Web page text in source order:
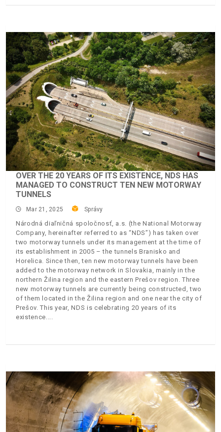
OVER THE 20 YEARS OF ITS EXISTENCE, NDS HAS
MANAGED TO CONSTRUCT TEN NEW MOTORWAY
TUNNELS
Mar 21, 2025 Správy
Národná diaľničná spoločnosť, a.s. (the National Motorway
Company, hereinafter referred to as “NDS”) has taken over
two motorway tunnels under its management at the time of
its establishment in 2005 – the tunnels Branisko and
Horelica. Since then, ten new motorway tunnels have been
added to the motorway network in Slovakia, mainly in the
northern Žilina region and the eastern Prešov region. Three
new motorway tunnels are currently being constructed, two
of them located in the Žilina region and one near the city of
Prešov. This year, NDS is celebrating 20 years of its
existence.